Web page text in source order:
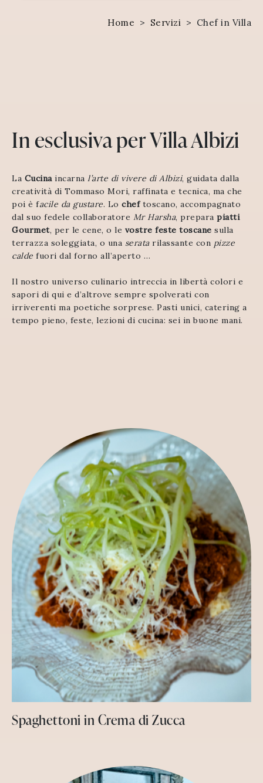
Home > Servizi > Chef in Villa
In esclusiva per Villa Albizi
La Cucinaincarna l’arte di vivere di Albizi, guidata dalla
creatività di Tommaso Mori, raffinata e tecnica, ma che
poi è facile da gustare. Lo cheftoscano, accompagnato
dal suo fedele collaboratore Mr Harsha, prepara piatti
Gourmet, per le cene, o le vostre feste toscane sulla
terrazza soleggiata, o una seratarilassante con pizze
calde fuori dal forno all’aperto …
Il nostro universo culinario intreccia in libertà colori e
sapori di qui e d’altrove sempre spolverati con
irriverenti ma poetiche sorprese. Pasti unici, catering a
tempo pieno, feste, lezioni di cucina: sei in buone mani.
Spaghettoni in Crema di Zucca